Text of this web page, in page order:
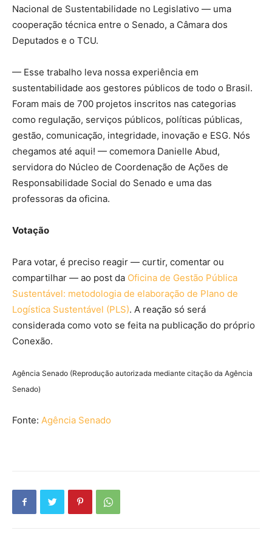
Nacional de Sustentabilidade no Legislativo — uma
cooperação técnica entre o Senado, a Câmara dos
Deputados e o TCU.
— Esse trabalho leva nossa experiência em
sustentabilidade aos gestores públicos de todo o Brasil.
Foram mais de 700 projetos inscritos nas categorias
como regulação, serviços públicos, políticas públicas,
gestão, comunicação, integridade, inovação e ESG. Nós
chegamos até aqui! — comemora Danielle Abud,
servidora do Núcleo de Coordenação de Ações de
Responsabilidade Social do Senado e uma das
professoras da oficina.
Votação
Para votar, é preciso reagir — curtir, comentar ou
compartilhar — ao post da Oficina de Gestão Pública
Sustentável: metodologia de elaboração de Plano de
Logística Sustentável (PLS). A reação só será
considerada como voto se feita na publicação do próprio
Conexão.
Agência Senado (Reprodução autorizada mediante citação da Agência
Senado)
Fonte: Agência Senado